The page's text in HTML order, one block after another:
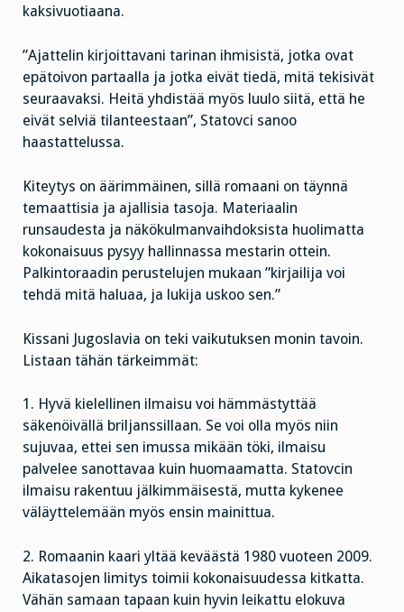
kaksivuotiaana.
”Ajattelin kirjoittavani tarinan ihmisistä, jotka ovat
epätoivon partaalla ja jotka eivät tiedä, mitä tekisivät
seuraavaksi. Heitä yhdistää myös luulo siitä, että he
eivät selviä tilanteestaan”, Statovci sanoo
haastattelussa.
Kiteytys on äärimmäinen, sillä romaani on täynnä
temaattisia ja ajallisia tasoja. Materiaalin
runsaudesta ja näkökulmanvaihdoksista huolimatta
kokonaisuus pysyy hallinnassa mestarin ottein.
Palkintoraadin perustelujen mukaan ”kirjailija voi
tehdä mitä haluaa, ja lukija uskoo sen.”
Kissani Jugoslavia on teki vaikutuksen monin tavoin.
Listaan tähän tärkeimmät:
1. Hyvä kielellinen ilmaisu voi hämmästyttää
säkenöivällä briljanssillaan. Se voi olla myös niin
sujuvaa, ettei sen imussa mikään töki, ilmaisu
palvelee sanottavaa kuin huomaamatta. Statovcin
ilmaisu rakentuu jälkimmäisestä, mutta kykenee
väläyttelemään myös ensin mainittua.
2. Romaanin kaari yltää keväästä 1980 vuoteen 2009.
Aikatasojen limitys toimii kokonaisuudessa kitkatta.
Vähän samaan tapaan kuin hyvin leikattu elokuva